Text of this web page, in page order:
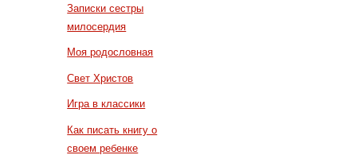
Записки сестры
милосердия
Моя родословная
Свет Христов
Игра в классики
Как писать книгу о
своем ребенке